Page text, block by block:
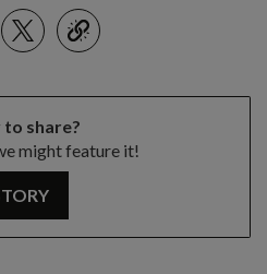
Twitter
link
share?
might feature it!